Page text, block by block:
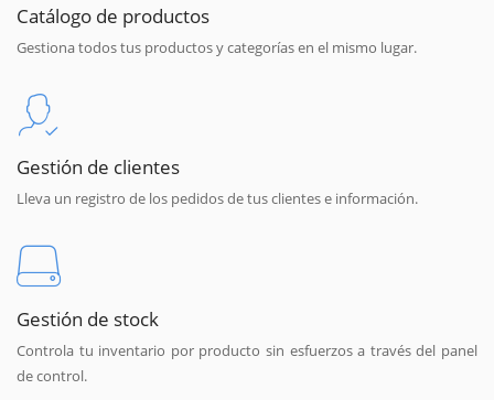
Catálogo de productos
Gestiona todos tus productos y categorías en el mismo lugar.
Gestión de clientes
Lleva un registro de los pedidos de tus clientes e información.
Gestión de stock
Controla tu inventario por producto sin esfuerzos a través del panel
de control.